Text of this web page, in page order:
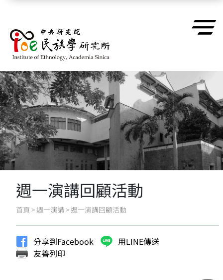
週一演講回顧活動
首頁 >週一演講>週一演講回顧活動
分享到Facebook
用LINE傳送
友善列印